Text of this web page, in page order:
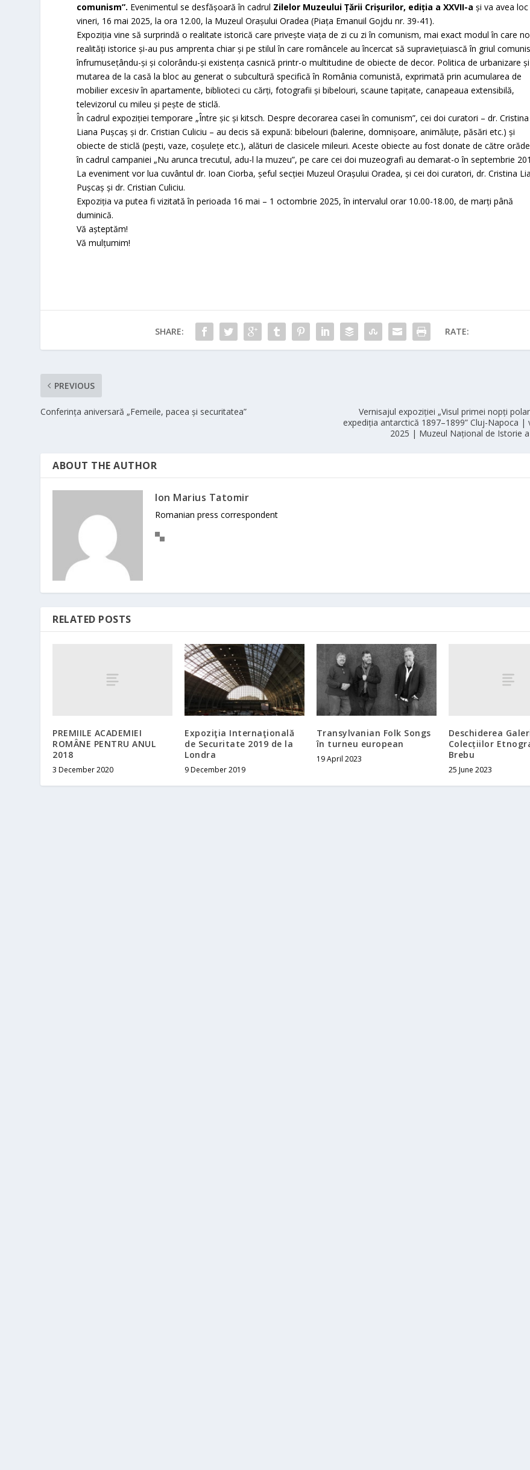
comunism”. Evenimentul se desfășoară în cadrul Zilelor Muzeului Țării Crișurilor, ediția a XXVII-a și va avea loc
vineri, 16 mai 2025, la ora 12.00, la Muzeul Orașului Oradea (Piața Emanuil Gojdu nr. 39-41).
Expoziția vine să surprindă o realitate istorică care privește viața de zi cu zi în comunism, mai exact modul în care
realități istorice și-au pus amprenta chiar și pe stilul în care româncele au încercat să supraviețuiască în griul
înfrumusețându-și și colorându-și existența casnică printr-o multitudine de obiecte de decor. Politica de urbanizare și
mutarea de la casă la bloc au generat o subcultură specifică în România comunistă, exprimată prin acumularea de
mobilier excesiv în apartamente, biblioteci cu cărți, fotografii și bibelouri, scaune tapițate, canapeaua extensibilă,
televizorul cu mileu și pește de sticlă.
În cadrul expoziției temporare „Între șic și kitsch. Despre decorarea casei în comunism”, cei doi curatori – dr. Cristina
Liana Pușcaș și dr. Cristian Culiciu – au decis să expună: bibelouri (balerine, domnișoare, animăluțe, păsări etc.) și
obiecte de sticlă (pești, vaze, coșulețe etc.), alături de clasicele mileuri. Aceste obiecte au fost donate de către
în cadrul campaniei „Nu arunca trecutul, adu-l la muzeu”, pe care cei doi muzeografi au demarat-o în septembrie
La eveniment vor lua cuvântul dr. Ioan Ciorba, șeful secției Muzeul Orașului Oradea, și cei doi curatori, dr. Cristina
Pușcaș și dr. Cristian Culiciu.
Expoziția va putea fi vizitată în perioada 16 mai – 1 octombrie 2025, în intervalul orar 10.00-18.00, de marți până
duminică.
Vă așteptăm!
Vă mulțumim!
SHARE: RATE:
PREVIOUS
Conferința aniversară „Femeile, pacea și securitatea”
Vernisajul expoziției „Visul primei nopți
expediția antarctică 1897–1899” Cluj-Napoca |
2025 | Muzeul Național de Istorie
ABOUT THE AUTHOR
Ion Marius Tatomir
Romanian press correspondent
RELATED POSTS
PREMIILE ACADEMIEI
ROMÂNE PENTRU ANUL
2018
3 December 2020
Expoziţia Internaţională
de Securitate 2019 de la
Londra
9 December 2019
Transylvanian Folk Songs
în turneu european
19 April 2023
Deschiderea
Colecțiilor
Brebu
25 June 2023